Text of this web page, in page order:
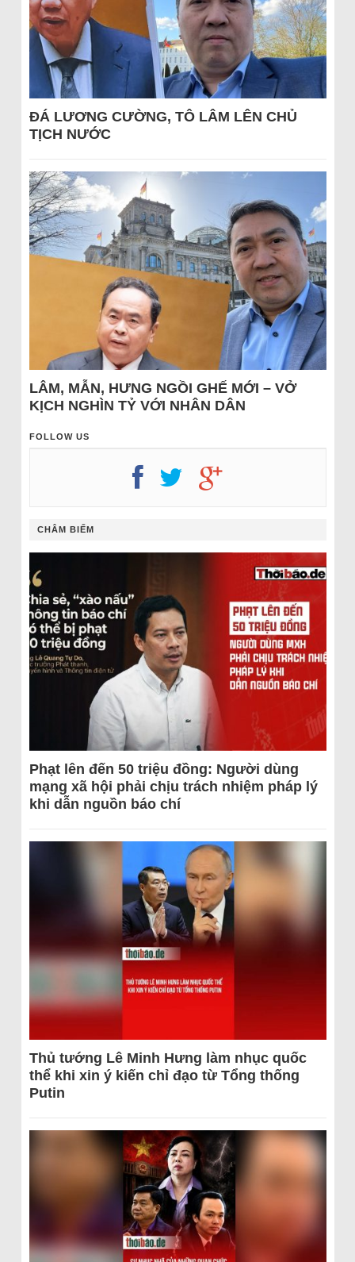
ĐÁ LƯƠNG CƯỜNG, TÔ LÂM LÊN CHỦ
TỊCH NƯỚC
LÂM, MẪN, HƯNG NGỒI GHẾ MỚI – VỞ
KỊCH NGHÌN TỶ VỚI NHÂN DÂN
FOLLOW US
CHÂM BIẾM
Phạt lên đến 50 triệu đồng: Người dùng
mạng xã hội phải chịu trách nhiệm pháp lý
khi dẫn nguồn báo chí
Thủ tướng Lê Minh Hưng làm nhục quốc
thể khi xin ý kiến chỉ đạo từ Tổng thống
Putin